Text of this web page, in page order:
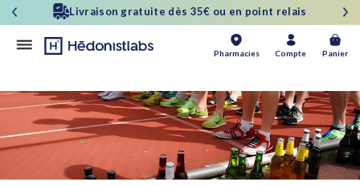
passer
contenu
Satisfait ou Remboursé 30 jours
Pharmacies Compte Panier
Panier